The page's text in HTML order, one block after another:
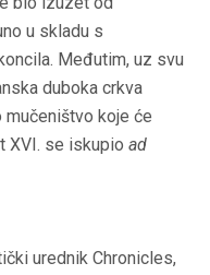
u skladu s
Međutim, uz svu
duboka crkva
koje će
XVI. se iskupio ad
urednik Chronicles,